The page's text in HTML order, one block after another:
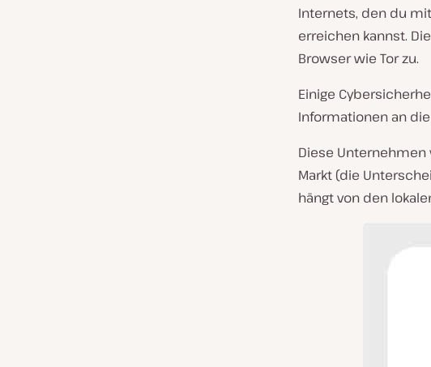
Internets, den du
erreichen kannst.
Browser wie Tor zu.
Einige
Informationen an
Diese Unternehmen
Markt (die
hängt von den